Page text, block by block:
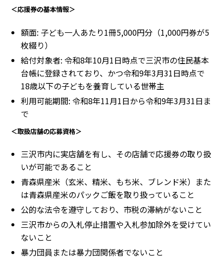
＜応援券の基本情報＞
額面: 子ども一人あたり1冊5,000円分（1,000円券が5
枚綴り）
給付対象者: 令和8年10月1日時点で三沢市の住民基本
台帳に登録されており、かつ令和9年3月31日時点で
18歳以下の子どもを養育している世帯主
利用可能期間: 令和8年11月1日から令和9年3月31日ま
で
＜取扱店舗の応募資格＞
三沢市内に実店舗を有し、その店舗で応援券の取り扱
いが可能であること
青森県産米（玄米、精米、もち米、ブレンド米）また
は青森県産米のパックご飯を取り扱っていること
公的な法令を遵守しており、市税の滞納がないこと
三沢市からの入札停止措置や入札参加除外を受けてい
ないこと
暴力団員または暴力団関係者でないこと